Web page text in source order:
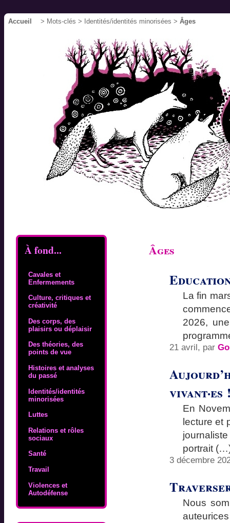
Accueil > Mots-clés > Identités/identités minorisées > Âges
À fond...
Cavales et
Enfermements
Culture, critiques et
créativité
Des corps, des
plaisirs ou déplaisir
Des théories, des
points de vue
Histoires et analyses
du passé
Identités/identités
minorisées
Luttes
Relations et rôles
sociaux
Santé
Travail
Violences et
Autodéfense
Âges
La fin
2026,
21 avril, par
vivant·es
En
lecture et
portrait
3 décembre
Traverser
Nous